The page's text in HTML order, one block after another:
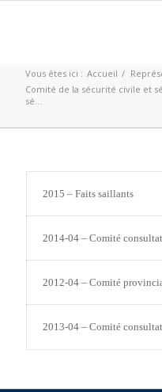
Vous êtes ici : Accueil /
Comité de la sécurité civile et
sé...
2015 – Faits saillants
2014-04 – Comité
2012-04 – Comité
2013-04 – Comité